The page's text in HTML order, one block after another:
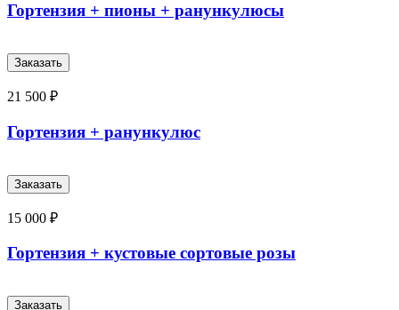
Гортензия + пионы + ранункулюсы
21 500 ₽
Гортензия + ранункулюс
15 000 ₽
Гортензия + кустовые сортовые розы